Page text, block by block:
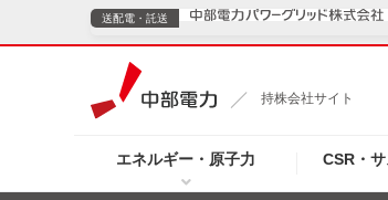
持株会社サイト
エネルギー・原子力 CSR・
送配電・託送
TOPページへ
電気・ガスの
TOPページへ